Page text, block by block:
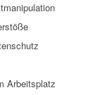
Arbeitsplatz